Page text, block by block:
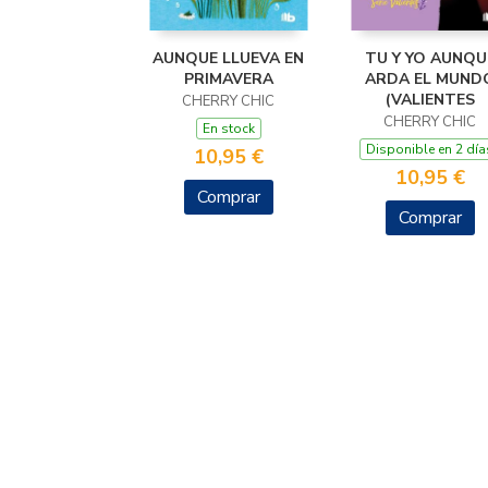
AUNQUE LLUEVA EN
PRIMAVERA
CHERRY CHIC
En stock
10,95 €
Comprar
TU Y YO
ARDA EL
(VALIENTES
CHERRY CHIC
Disponible en 2
10,95 €
Comprar